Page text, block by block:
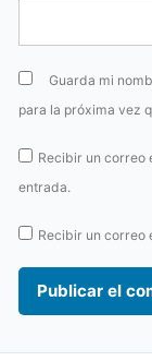
Guarda mi
para la próxima vez
Recibir un correo
entrada.
Recibir un correo